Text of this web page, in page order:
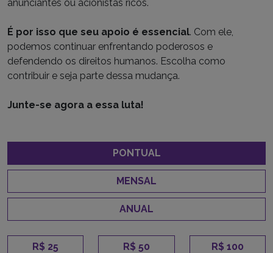
anunciantes ou acionistas ricos.
É por isso que seu apoio é essencial. Com ele,
podemos continuar enfrentando poderosos e
defendendo os direitos humanos. Escolha como
contribuir e seja parte dessa mudança.
Junte-se agora a essa luta!
PONTUAL
MENSAL
ANUAL
R$ 25 R$ 50 R$ 100